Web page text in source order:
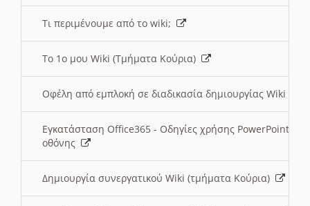
Τι περιμένουμε από το wiki;
Το 1ο μου Wiki (Τμήματα Κούρια)
Οφέλη από εμπλοκή σε διαδικασία δημιουργίας Wiki
Εγκατάσταση Office365 - Οδηγίες χρήσης PowerPoint
οθόνης
Δημιουργία συνεργατικού Wiki (τμήματα Κούρια)